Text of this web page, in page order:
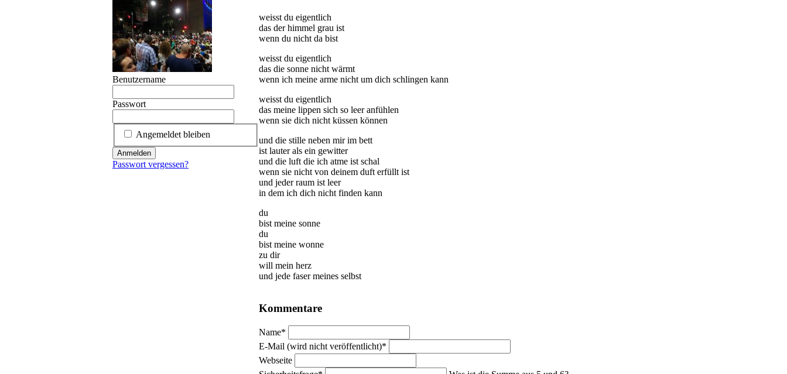
weisst du eigentlich
das der himmel grau ist
wenn du nicht da bist
weisst du eigentlich
das die sonne nicht wärmt
wenn ich meine arme nicht um dich schlingen kann
weisst du eigentlich
das meine lippen sich so leer anfühlen
wenn sie dich nicht küssen können
und die stille neben mir im bett
ist lauter als ein gewitter
und die luft die ich atme ist schal
wenn sie nicht von deinem duft erfüllt ist
und jeder raum ist leer
in dem ich dich nicht finden kann
du
bist meine sonne
du
bist meine wonne
zu dir
will mein herz
und jede faser meines selbst
Kommentare
Pflichtfeld
Name*
Pflichtfeld
E-Mail (wird nicht veröffentlicht)*
Webseite
Benutzername
Passwort
Angemeldet bleiben
Anmelden
Passwort vergessen?